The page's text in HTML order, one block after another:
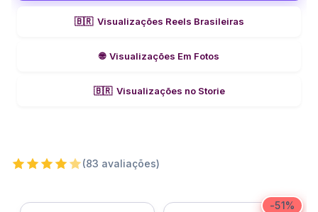
em
avaliações
de
🇧🇷 Visualizações Reels Brasileiras
🌐 Visualizações Em Fotos
🇧🇷 Visualizações no Storie
(83 avaliações)
-51%